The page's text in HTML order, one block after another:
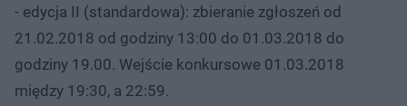
- edycja II (standardowa): zbieranie zgłoszeń od
21.02.2018 od godziny 13:00 do 01.03.2018 do
godziny 19.00. Wejście konkursowe 01.03.2018
między 19:30, a 22:59.